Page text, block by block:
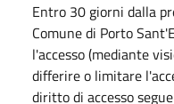
Entro 30 giorni dalla
Comune di Porto
l'accesso (mediante
differire o limitare
diritto di accesso